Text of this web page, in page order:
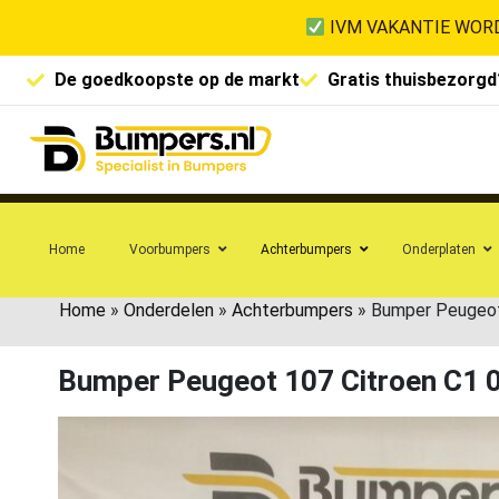
IVM VAKANTIE
De goedkoopste op de markt Gratis
Home Voorbumpers Achterbumpers Onderplaten
Home » Onderdelen » Achterbumpers » Bumper
Bumper Peugeot 107 Citroen